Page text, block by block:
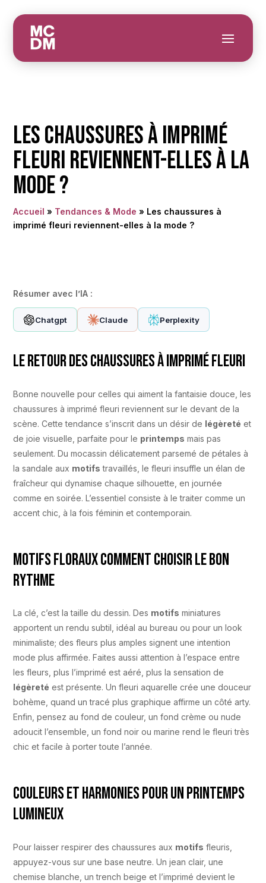
Les chaussures à imprimé
fleuri reviennent-elles à la
mode ?
Accueil » Tendances & Mode » Les chaussures à
imprimé fleuri reviennent-elles à la mode ?
Résumer avec l’IA :
Chatgpt Claude Perplexity
Le retour des chaussures à imprimé fleuri
Bonne nouvelle pour celles qui aiment la fantaisie douce, les
chaussures à imprimé fleuri reviennent sur le devant de la
scène. Cette tendance s’inscrit dans un désir de légèreté et
de joie visuelle, parfaite pour le printemps mais pas
seulement. Du mocassin délicatement parsemé de pétales à
la sandale aux motifs travaillés, le fleuri insuffle un élan de
fraîcheur qui dynamise chaque silhouette, en journée
comme en soirée. L’essentiel consiste à le traiter comme un
accent chic, à la fois féminin et contemporain.
Motifs floraux comment choisir le bon
rythme
La clé, c’est la taille du dessin. Des motifs miniatures
apportent un rendu subtil, idéal au bureau ou pour un look
minimaliste; des fleurs plus amples signent une intention
mode plus affirmée. Faites aussi attention à l’espace entre
les fleurs, plus l’imprimé est aéré, plus la sensation de
légèreté est présente. Un fleuri aquarelle crée une douceur
bohème, quand un tracé plus graphique affirme un côté arty.
Enfin, pensez au fond de couleur, un fond crème ou nude
adoucit l’ensemble, un fond noir ou marine rend le fleuri très
chic et facile à porter toute l’année.
Couleurs et harmonies pour un printemps
lumineux
Pour laisser respirer des chaussures aux motifs fleuris,
appuyez-vous sur une base neutre. Un jean clair, une
chemise blanche, un trench beige et l’imprimé devient le